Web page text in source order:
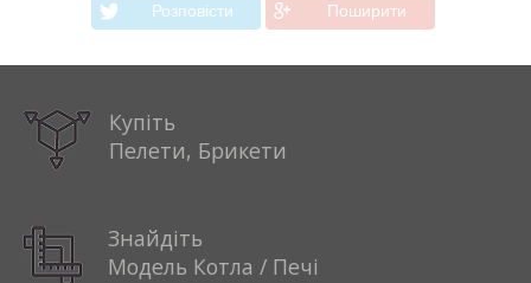
Розповiсти Поширити
Купіть
Пелети, Брикети
Знайдіть
Модель Котла / Печі